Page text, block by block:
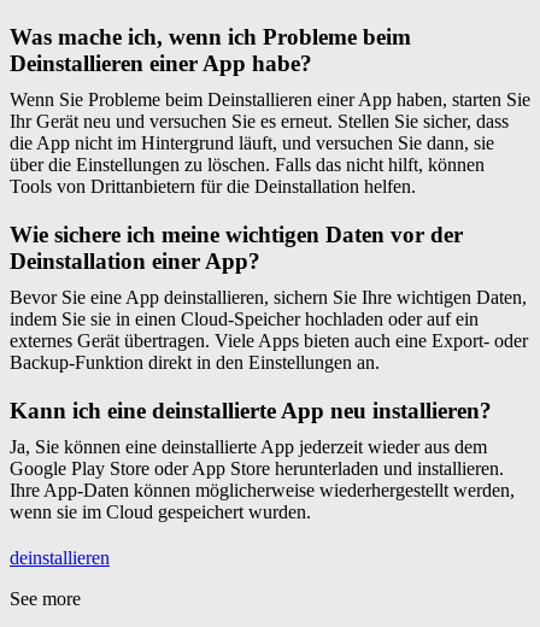
Was mache ich, wenn ich Probleme beim
Deinstallieren einer App habe?
Wenn Sie Probleme beim Deinstallieren einer App haben, starten Sie
Ihr Gerät neu und versuchen Sie es erneut. Stellen Sie sicher, dass
die App nicht im Hintergrund läuft, und versuchen Sie dann, sie
über die Einstellungen zu löschen. Falls das nicht hilft, können
Tools von Drittanbietern für die Deinstallation helfen.
Wie sichere ich meine wichtigen Daten vor der
Deinstallation einer App?
Bevor Sie eine App deinstallieren, sichern Sie Ihre wichtigen Daten,
indem Sie sie in einen Cloud-Speicher hochladen oder auf ein
externes Gerät übertragen. Viele Apps bieten auch eine Export- oder
Backup-Funktion direkt in den Einstellungen an.
Kann ich eine deinstallierte App neu installieren?
Ja, Sie können eine deinstallierte App jederzeit wieder aus dem
Google Play Store oder App Store herunterladen und installieren.
Ihre App-Daten können möglicherweise wiederhergestellt werden,
wenn sie im Cloud gespeichert wurden.
deinstallieren
See more